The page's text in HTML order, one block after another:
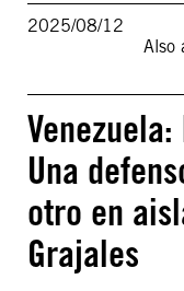
2025/08/12
Also
Una
otro en
Grajales